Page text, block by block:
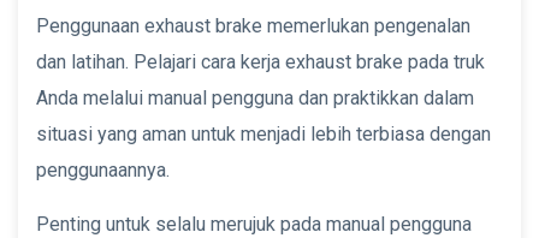
Penggunaan exhaust brake memerlukan pengenalan
dan latihan. Pelajari cara kerja exhaust brake pada truk
Anda melalui manual pengguna dan praktikkan dalam
situasi yang aman untuk menjadi lebih terbiasa dengan
penggunaannya.
Penting untuk selalu merujuk pada manual pengguna